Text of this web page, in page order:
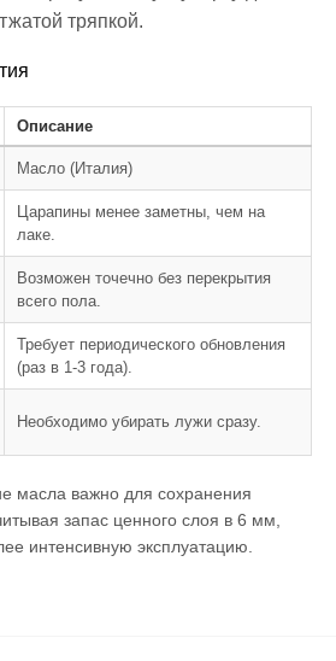
тряпкой.
Описание
Масло (Италия)
Царапины менее заметны, чем на
лаке.
Возможен точечно без перекрытия
всего пола.
Требует периодического обновления
(раз в 1-3 года).
Необходимо убирать лужи сразу.
масла важно для сохранения
запас ценного слоя в 6 мм,
интенсивную эксплуатацию.